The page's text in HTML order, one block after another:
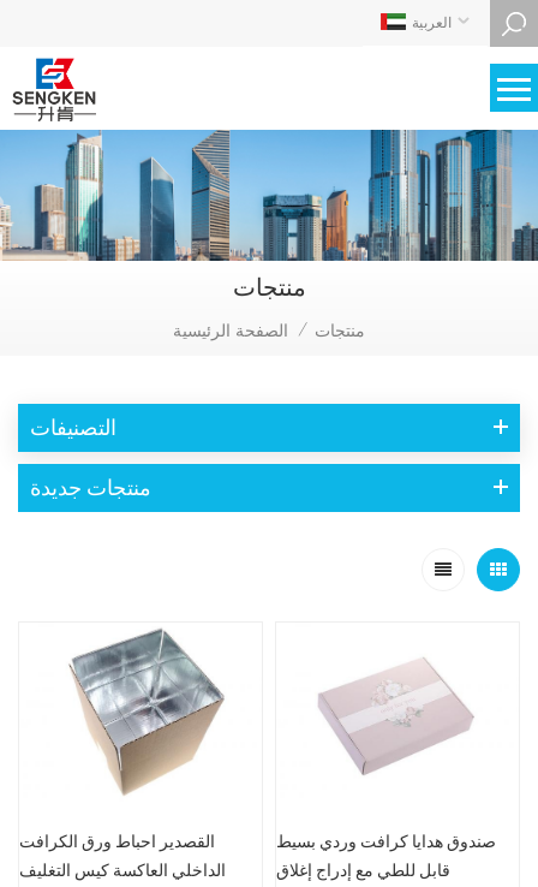
العربية
منتجات
الصفحة الرئيسية / منتجات
التصنيفات
منتجات جديدة
القصدير احباط ورق الكرافت
الداخلي العاكسة كيس التغليف
صندوق هدايا كرافت وردي بسيط
قابل للطي مع إدراج إغلاق